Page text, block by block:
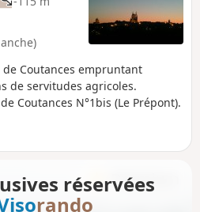
Coutances empruntant
de servitudes agricoles.
Coutances N°1bis (Le Prépont).
réservées
rando